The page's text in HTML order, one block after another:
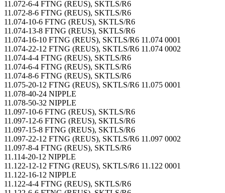
11.072-6-4 FTNG (REUS), SKTLS/R6
11.072-8-6 FTNG (REUS), SKTLS/R6
11.074-10-6 FTNG (REUS), SKTLS/R6
11.074-13-8 FTNG (REUS), SKTLS/R6
11.074-16-10 FTNG (REUS), SKTLS/R6 11.074 0001
11.074-22-12 FTNG (REUS), SKTLS/R6 11.074 0002
11.074-4-4 FTNG (REUS), SKTLS/R6
11.074-6-4 FTNG (REUS), SKTLS/R6
11.074-8-6 FTNG (REUS), SKTLS/R6
11.075-20-12 FTNG (REUS), SKTLS/R6 11.075 0001
11.078-40-24 NIPPLE
11.078-50-32 NIPPLE
11.097-10-6 FTNG (REUS), SKTLS/R6
11.097-12-6 FTNG (REUS), SKTLS/R6
11.097-15-8 FTNG (REUS), SKTLS/R6
11.097-22-12 FTNG (REUS), SKTLS/R6 11.097 0002
11.097-8-4 FTNG (REUS), SKTLS/R6
11.114-20-12 NIPPLE
11.122-12-12 FTNG (REUS), SKTLS/R6 11.122 0001
11.122-16-12 NIPPLE
11.122-4-4 FTNG (REUS), SKTLS/R6